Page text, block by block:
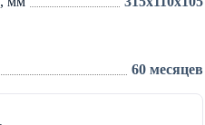
60 месяцев